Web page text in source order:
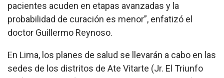
pacientes acuden en etapas avanzadas y la
probabilidad de curación es menor”, enfatizó el
doctor Guillermo Reynoso.
En Lima, los planes de salud se llevarán a cabo en las
sedes de los distritos de Ate Vitarte (Jr. El Triunfo